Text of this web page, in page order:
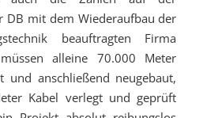
DB mit dem Wiederaufbau der
beauftragten Firma
alleine 70.000 Meter
und anschließend neugebaut,
Kabel verlegt und geprüft